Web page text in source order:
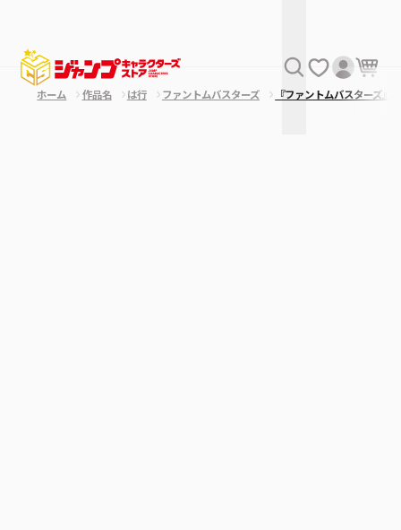
ホーム 作品名 は行 ファントムバスターズ 『ファントムバスターズ